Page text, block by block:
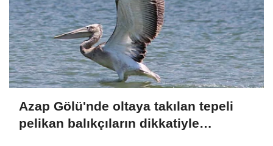
Azap Gölü'nde oltaya takılan tepeli
pelikan balıkçıların dikkatiyle